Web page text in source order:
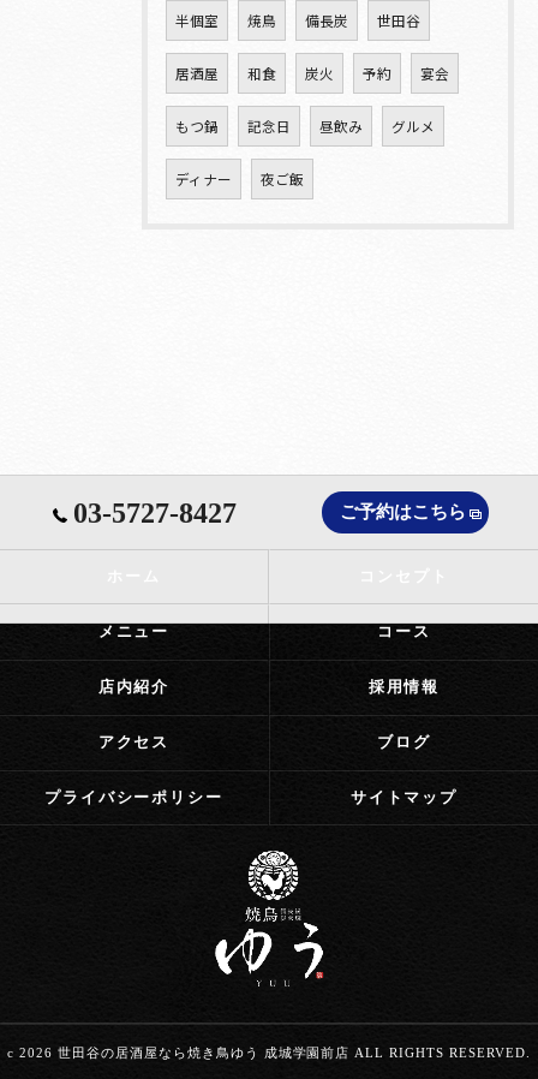
半個室 焼鳥 備長炭 世田谷
居酒屋 和食 炭火 予約 宴会
もつ鍋 記念日 昼飲み グルメ
ディナー 夜ご飯
03-5727-8427 ご予約はこちら
メニュー コース
店内紹介 採用情報
アクセス ブログ
プライバシーポリシー サイトマップ
c 2026 世田谷の居酒屋なら焼き鳥ゆう 成城学園前店 ALL RIGHTS RESERVED.